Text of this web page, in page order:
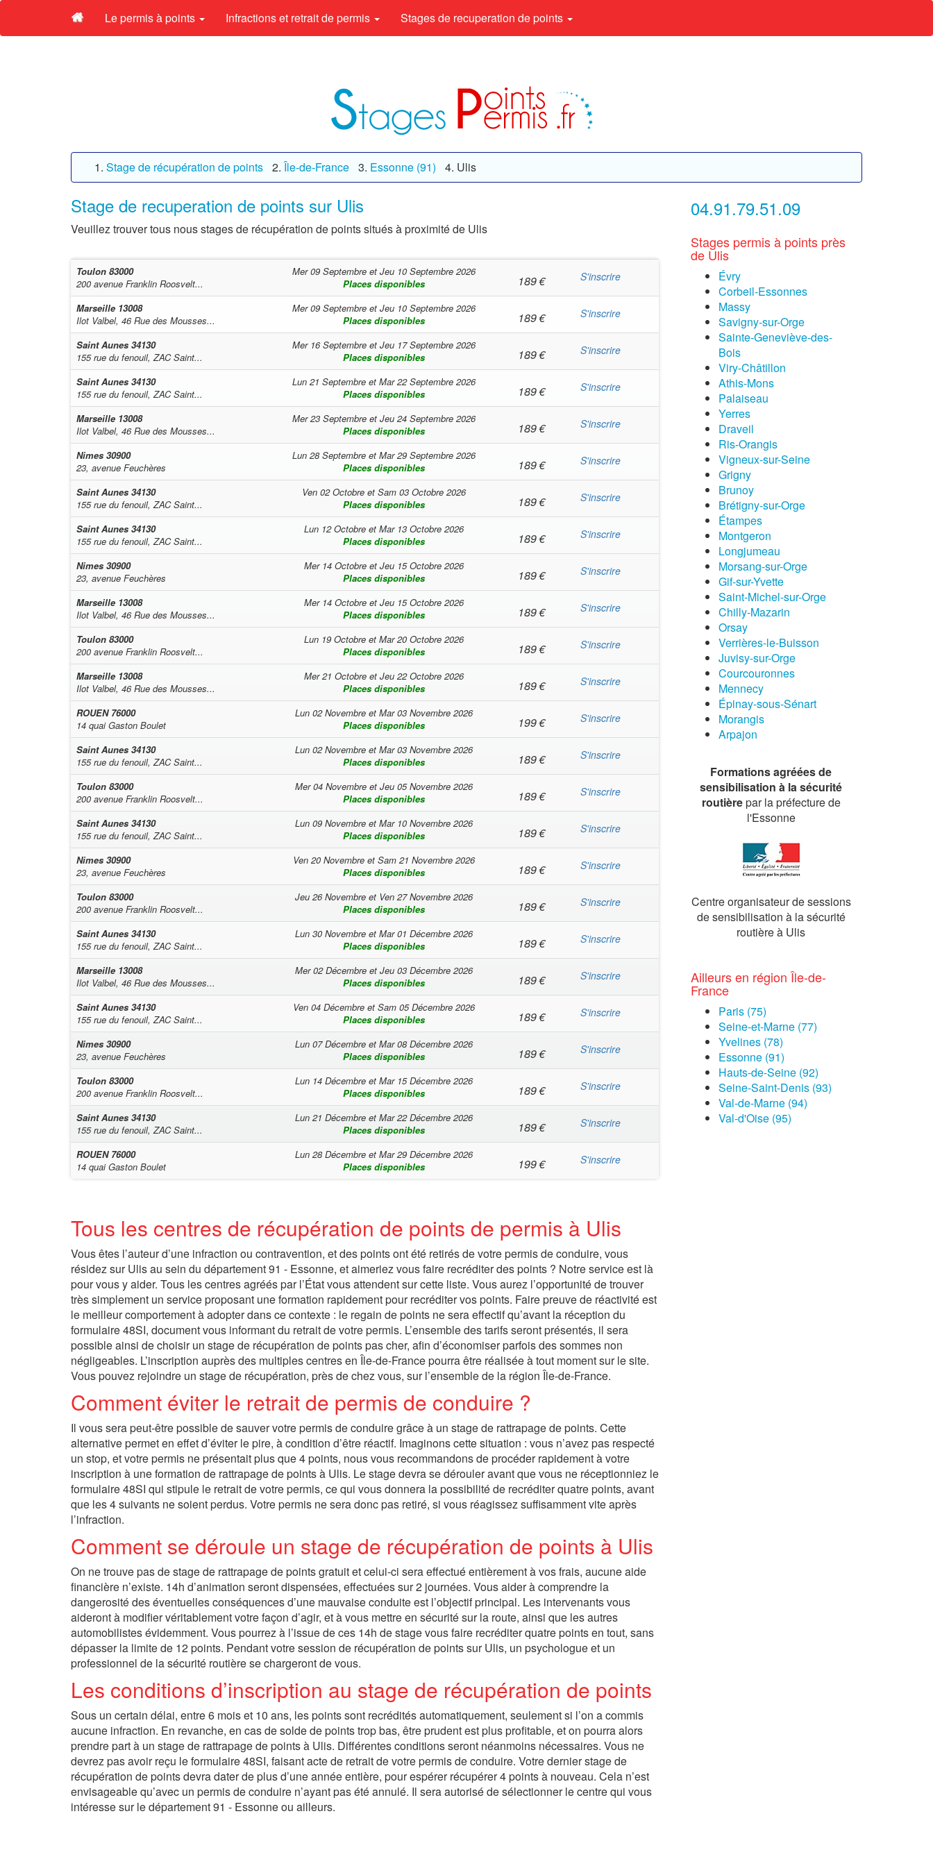
Le permis à points Infractions et retrait de permis Stages de recuperation de points
Stage de récupération de points Île-de-France Essonne (91) Ulis
Stage de recuperation de points sur Ulis
Veuillez trouver tous nous stages de récupération de points situés à proximité de Ulis
Toulon 83000
200 avenue Franklin Roosvelt...
Mer 09 Septembreet Jeu 10 Septembre 2026
Places disponibles
189€ S'inscrire
Marseille 13008
Ilot Valbel, 46 Rue des Mousses...
Mer 09 Septembreet Jeu 10 Septembre 2026
Places disponibles
189€ S'inscrire
Saint Aunes 34130
155 rue du fenouil, ZAC Saint...
Mer 16 Septembreet Jeu 17 Septembre 2026
Places disponibles
189€ S'inscrire
Saint Aunes 34130
155 rue du fenouil, ZAC Saint...
Lun 21 Septembreet Mar 22 Septembre 2026
Places disponibles
189€ S'inscrire
Marseille 13008
Ilot Valbel, 46 Rue des Mousses...
Mer 23 Septembreet Jeu 24 Septembre 2026
Places disponibles
189€ S'inscrire
Nimes 30900
23, avenue Feuchères
Lun 28 Septembreet Mar 29 Septembre 2026
Places disponibles
189€ S'inscrire
Saint Aunes 34130
155 rue du fenouil, ZAC Saint...
Ven 02 Octobreet Sam 03 Octobre 2026
Places disponibles
189€ S'inscrire
Saint Aunes 34130
155 rue du fenouil, ZAC Saint...
Lun 12 Octobreet Mar 13 Octobre 2026
Places disponibles
189€ S'inscrire
Nimes 30900
23, avenue Feuchères
Mer 14 Octobreet Jeu 15 Octobre 2026
Places disponibles
189€ S'inscrire
Marseille 13008
Ilot Valbel, 46 Rue des Mousses...
Mer 14 Octobreet Jeu 15 Octobre 2026
Places disponibles
189€ S'inscrire
Toulon 83000
200 avenue Franklin Roosvelt...
Lun 19 Octobreet Mar 20 Octobre 2026
Places disponibles
189€ S'inscrire
Marseille 13008
Ilot Valbel, 46 Rue des Mousses...
Mer 21 Octobreet Jeu 22 Octobre 2026
Places disponibles
189€ S'inscrire
ROUEN 76000
14 quai Gaston Boulet
Lun 02 Novembreet Mar 03 Novembre 2026
Places disponibles
199€ S'inscrire
Saint Aunes 34130
155 rue du fenouil, ZAC Saint...
Lun 02 Novembreet Mar 03 Novembre 2026
Places disponibles
189€ S'inscrire
Toulon 83000
200 avenue Franklin Roosvelt...
Mer 04 Novembreet Jeu 05 Novembre 2026
Places disponibles
189€ S'inscrire
Saint Aunes 34130
155 rue du fenouil, ZAC Saint...
Lun 09 Novembreet Mar 10 Novembre 2026
Places disponibles
189€ S'inscrire
Nimes 30900
23, avenue Feuchères
Ven 20 Novembreet Sam 21 Novembre 2026
Places disponibles
189€ S'inscrire
Toulon 83000
200 avenue Franklin Roosvelt...
Jeu 26 Novembreet Ven 27 Novembre 2026
Places disponibles
189€ S'inscrire
Saint Aunes 34130
155 rue du fenouil, ZAC Saint...
Lun 30 Novembreet Mar 01 Décembre 2026
Places disponibles
189€ S'inscrire
Marseille 13008
Ilot Valbel, 46 Rue des Mousses...
Mer 02 Décembreet Jeu 03 Décembre 2026
Places disponibles
189€ S'inscrire
Saint Aunes 34130
155 rue du fenouil, ZAC Saint...
Ven 04 Décembreet Sam 05 Décembre 2026
Places disponibles
189€ S'inscrire
Nimes 30900
23, avenue Feuchères
Lun 07 Décembreet Mar 08 Décembre 2026
Places disponibles
189€ S'inscrire
Toulon 83000
200 avenue Franklin Roosvelt...
Lun 14 Décembreet Mar 15 Décembre 2026
Places disponibles
189€ S'inscrire
Saint Aunes 34130
155 rue du fenouil, ZAC Saint...
Lun 21 Décembreet Mar 22 Décembre 2026
Places disponibles
189€ S'inscrire
ROUEN 76000
14 quai Gaston Boulet
Lun 28 Décembreet Mar 29 Décembre 2026
Places disponibles
199€ S'inscrire
Tous les centres de récupération de points de permis à Ulis
Vous êtes l’auteur d’une infraction ou contravention, et des points ont été retirés de votre permis de conduire, vous
résidez sur Ulis au sein du département 91 - Essonne, et aimeriez vous faire recréditer des points ? Notre service est là
pour vous y aider. Tous les centres agréés par l’État vous attendent sur cette liste. Vous aurez l’opportunité de trouver
très simplement un service proposant une formation rapidement pour recréditer vos points. Faire preuve de réactivité est
le meilleur comportement à adopter dans ce contexte : le regain de points ne sera effectif qu’avant la réception du
formulaire 48SI, document vous informant du retrait de votre permis. L’ensemble des tarifs seront présentés, il sera
possible ainsi de choisir un stage de récupération de points pas cher, afin d’économiser parfois des sommes non
négligeables. L’inscription auprès des multiples centres en Île-de-France pourra être réalisée à tout moment sur le site.
Vous pouvez rejoindre un stage de récupération, près de chez vous, sur l’ensemble de la région Île-de-France.
Comment éviter le retrait de permis de conduire ?
Il vous sera peut-être possible de sauver votre permis de conduire grâce à un stage de rattrapage de points. Cette
alternative permet en effet d’éviter le pire, à condition d’être réactif. Imaginons cette situation : vous n’avez pas respecté
un stop, et votre permis ne présentait plus que 4 points, nous vous recommandons de procéder rapidement à votre
inscription à une formation de rattrapage de points à Ulis. Le stage devra se dérouler avant que vous ne réceptionniez le
formulaire 48SI qui stipule le retrait de votre permis, ce qui vous donnera la possibilité de recréditer quatre points, avant
que les 4 suivants ne soient perdus. Votre permis ne sera donc pas retiré, si vous réagissez suffisamment vite après
l’infraction.
Comment se déroule un stage de récupération de points à Ulis
On ne trouve pas de stage de rattrapage de points gratuit et celui-ci sera effectué entièrement à vos frais, aucune aide
financière n’existe. 14h d’animation seront dispensées, effectuées sur 2 journées. Vous aider à comprendre la
dangerosité des éventuelles conséquences d’une mauvaise conduite est l’objectif principal. Les intervenants vous
aideront à modifier véritablement votre façon d’agir, et à vous mettre en sécurité sur la route, ainsi que les autres
automobilistes évidemment. Vous pourrez à l’issue de ces 14h de stage vous faire recréditer quatre points en tout, sans
dépasser la limite de 12 points. Pendant votre session de récupération de points sur Ulis, un psychologue et un
professionnel de la sécurité routière se chargeront de vous.
Les conditions d’inscription au stage de récupération de points
Sous un certain délai, entre 6 mois et 10 ans, les points sont recrédités automatiquement, seulement si l’on a commis
aucune infraction. En revanche, en cas de solde de points trop bas, être prudent est plus profitable, et on pourra alors
prendre part à un stage de rattrapage de points à Ulis. Différentes conditions seront néanmoins nécessaires. Vous ne
devrez pas avoir reçu le formulaire 48SI, faisant acte de retrait de votre permis de conduire. Votre dernier stage de
récupération de points devra dater de plus d’une année entière, pour espérer récupérer 4 points à nouveau. Cela n’est
envisageable qu’avec un permis de conduire n’ayant pas été annulé. Il sera autorisé de sélectionner le centre qui vous
intéresse sur le département 91 - Essonne ou ailleurs.
04.91.79.51.09
Stages permis à points près
de Ulis
Évry
Corbeil-Essonnes
Massy
Savigny-sur-Orge
Sainte-Geneviève-des-
Bois
Viry-Châtillon
Athis-Mons
Palaiseau
Yerres
Draveil
Ris-Orangis
Vigneux-sur-Seine
Grigny
Brunoy
Brétigny-sur-Orge
Étampes
Montgeron
Longjumeau
Morsang-sur-Orge
Gif-sur-Yvette
Saint-Michel-sur-Orge
Chilly-Mazarin
Orsay
Verrières-le-Buisson
Juvisy-sur-Orge
Courcouronnes
Mennecy
Épinay-sous-Sénart
Morangis
Arpajon
Formations agréées de
sensibilisation à la sécurité
routièrepar la préfecture de
l'Essonne
Centre organisateur de sessions
de sensibilisation à la sécurité
routière à Ulis
Ailleurs en région Île-de-
France
Paris (75)
Seine-et-Marne (77)
Yvelines (78)
Essonne (91)
Hauts-de-Seine (92)
Seine-Saint-Denis (93)
Val-de-Marne (94)
Val-d'Oise (95)